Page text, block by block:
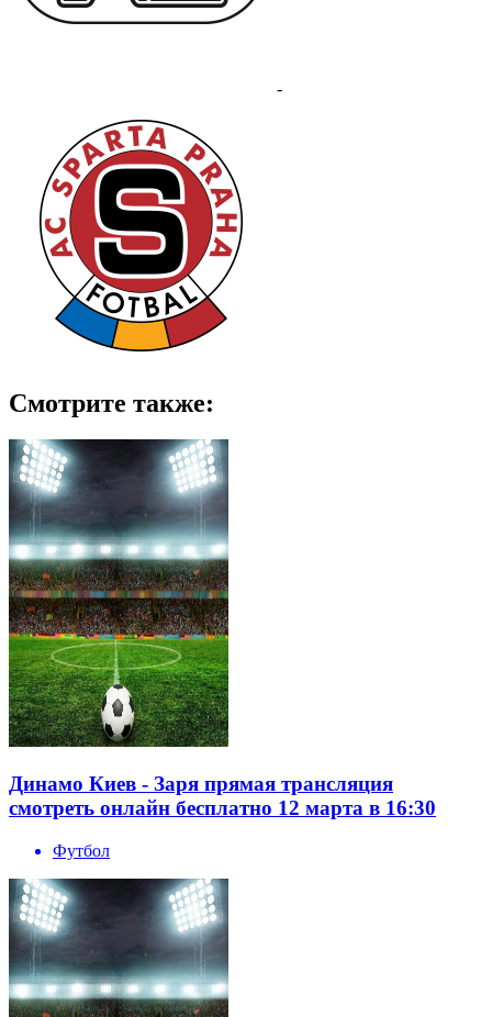
-
Смотрите также:
Динамо Киев - Заря прямая трансляция
смотреть онлайн бесплатно 12 марта в 16:30
Футбол